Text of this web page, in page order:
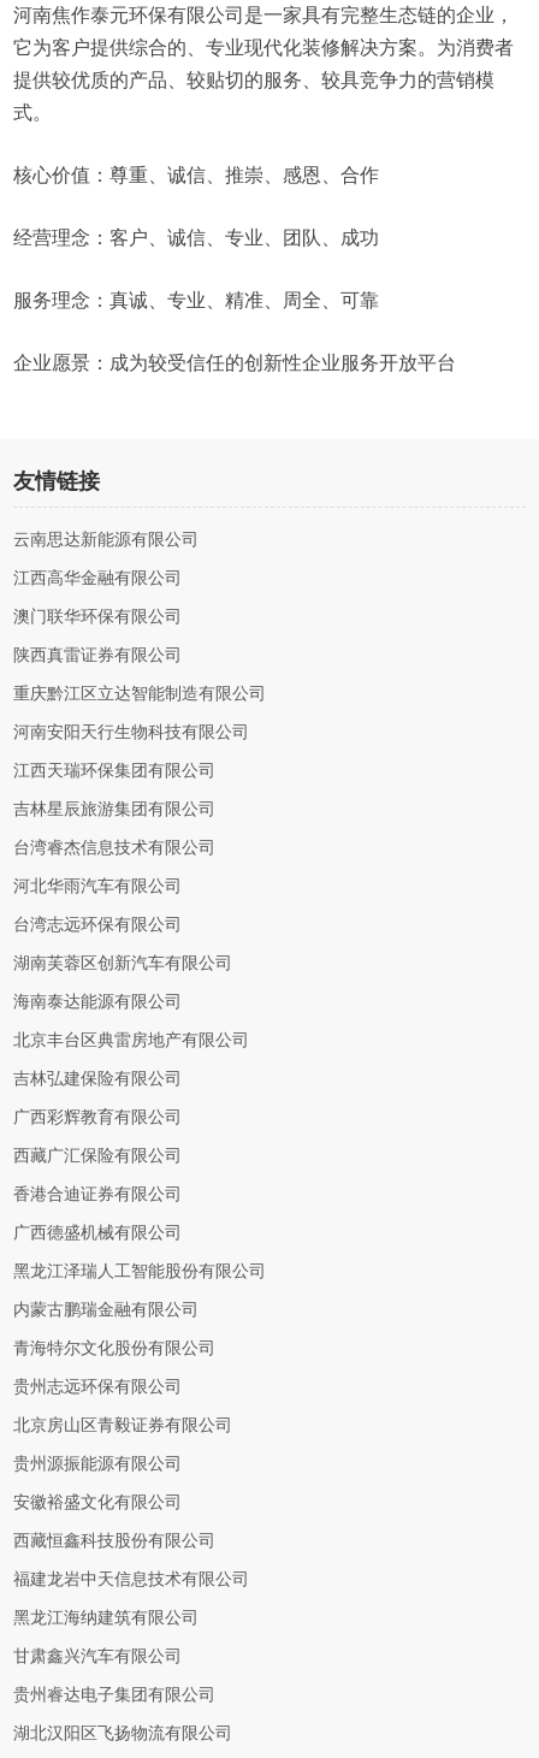
河南焦作泰元环保有限公司是一家具有完整生态链的企业，
它为客户提供综合的、专业现代化装修解决方案。为消费者
提供较优质的产品、较贴切的服务、较具竞争力的营销模
式。
核心价值：尊重、诚信、推崇、感恩、合作
经营理念：客户、诚信、专业、团队、成功
服务理念：真诚、专业、精准、周全、可靠
企业愿景：成为较受信任的创新性企业服务开放平台
友情链接
云南思达新能源有限公司
江西高华金融有限公司
澳门联华环保有限公司
陕西真雷证券有限公司
重庆黔江区立达智能制造有限公司
河南安阳天行生物科技有限公司
江西天瑞环保集团有限公司
吉林星辰旅游集团有限公司
台湾睿杰信息技术有限公司
河北华雨汽车有限公司
台湾志远环保有限公司
湖南芙蓉区创新汽车有限公司
海南泰达能源有限公司
北京丰台区典雷房地产有限公司
吉林弘建保险有限公司
广西彩辉教育有限公司
西藏广汇保险有限公司
香港合迪证券有限公司
广西德盛机械有限公司
黑龙江泽瑞人工智能股份有限公司
内蒙古鹏瑞金融有限公司
青海特尔文化股份有限公司
贵州志远环保有限公司
北京房山区青毅证券有限公司
贵州源振能源有限公司
安徽裕盛文化有限公司
西藏恒鑫科技股份有限公司
福建龙岩中天信息技术有限公司
黑龙江海纳建筑有限公司
甘肃鑫兴汽车有限公司
贵州睿达电子集团有限公司
湖北汉阳区飞扬物流有限公司